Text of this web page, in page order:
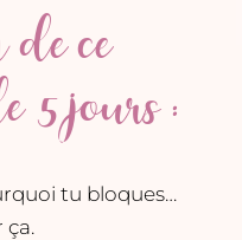
ce
5 jours :
tu bloques…